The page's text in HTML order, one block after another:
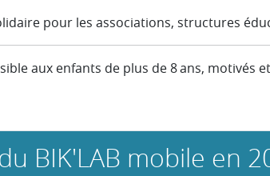
pour les associations, structures
aux enfants de plus de 8 ans, motivés
BIK'LAB mobile en